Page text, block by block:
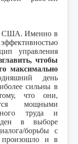
США. Именно в
управления
чтобы
максимально
день
сильны в
что они,
мощными
труда и
в выборе
борьбы с
произошло и в